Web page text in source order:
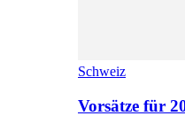
Schweiz
Vorsätze für